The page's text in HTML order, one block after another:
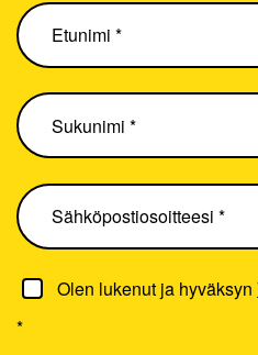
Olen lukenut ja hyväksyn
*